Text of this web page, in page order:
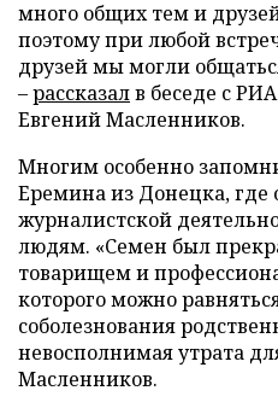
много общих тем и
поэтому при любой
друзей мы могли
–рассказалв беседе с
Евгений Масленников.
Многим особенно
Еремина из Донецка, где
журналистской
людям. «Семен был
товарищем и
которого можно
соболезнования
невосполнимая утрата
Масленников.